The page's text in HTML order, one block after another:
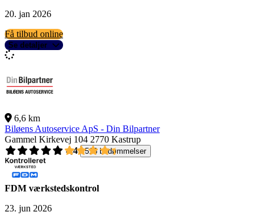
20. jan 2026
Få tilbud online
Se detaljer
6,6 km
Biløens Autoservice ApS - Din Bilpartner
Gammel Kirkevej 104 2770 Kastrup
4,4
516 bedømmelser
FDM værkstedskontrol
23. jun 2026